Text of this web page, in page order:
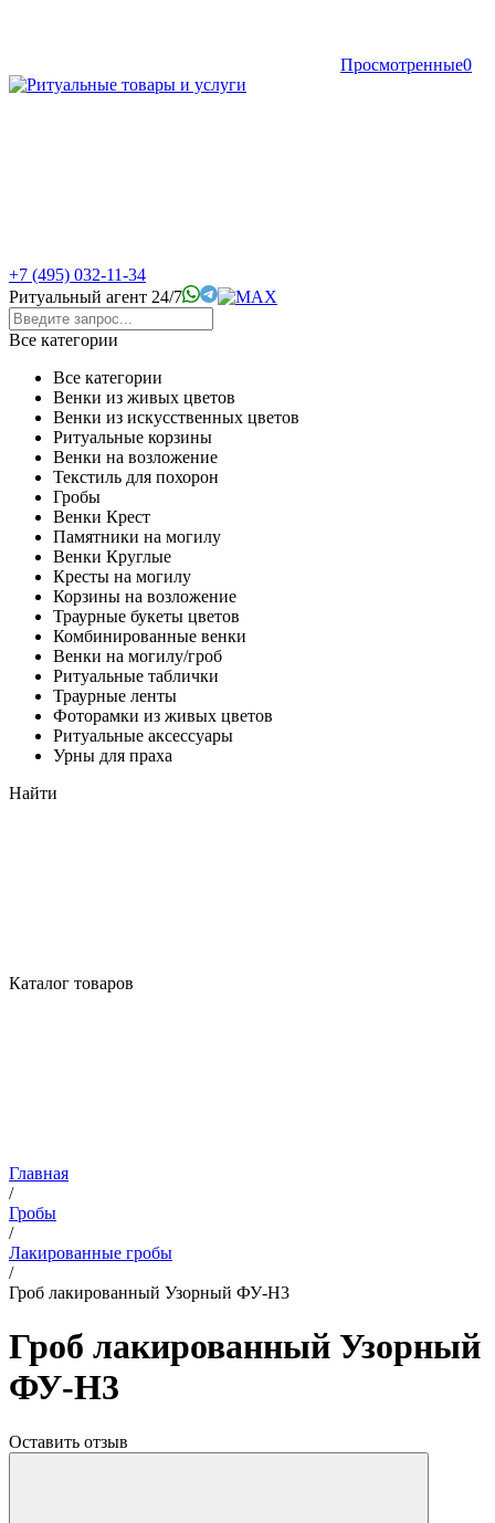
Просмотренные0
+7 (495) 032-11-34
Ритуальный агент 24/7
Все категории
Все категории
Венки из живых цветов
Венки из искусственных цветов
Ритуальные корзины
Венки на возложение
Текстиль для похорон
Гробы
Венки Крест
Памятники на могилу
Венки Круглые
Кресты на могилу
Корзины на возложение
Траурные букеты цветов
Комбинированные венки
Венки на могилу/гроб
Ритуальные таблички
Траурные ленты
Фоторамки из живых цветов
Ритуальные аксессуары
Урны для праха
Найти
Каталог товаров
Главная
/
Гробы
/
Лакированные гробы
/
Гроб лакированный Узорный ФУ-Н3
Гроб лакированный Узорный
ФУ-Н3
Оставить отзыв